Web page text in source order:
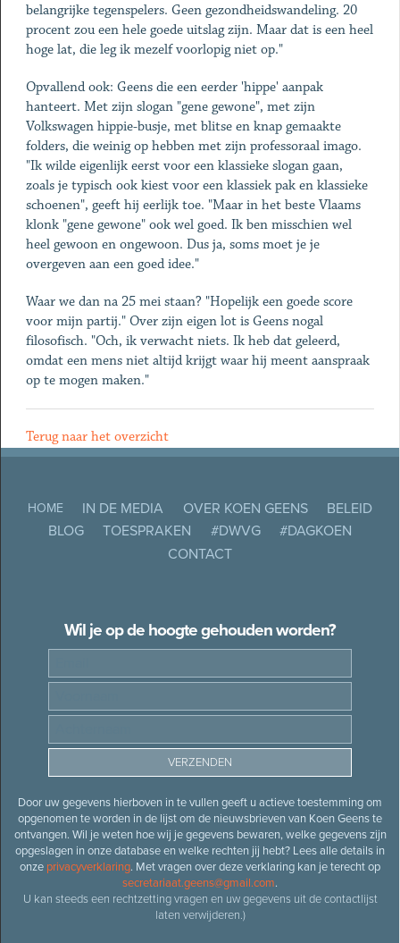
belangrijke tegenspelers. Geen gezondheidswandeling. 20
procent zou een hele goede uitslag zijn. Maar dat is een heel
hoge lat, die leg ik mezelf voorlopig niet op."
Opvallend ook: Geens die een eerder 'hippe' aanpak
hanteert. Met zijn slogan "gene gewone", met zijn
Volkswagen hippie-busje, met blitse en knap gemaakte
folders, die weinig op hebben met zijn professoraal imago.
"Ik wilde eigenlijk eerst voor een klassieke slogan gaan,
zoals je typisch ook kiest voor een klassiek pak en klassieke
schoenen", geeft hij eerlijk toe. "Maar in het beste Vlaams
klonk "gene gewone" ook wel goed. Ik ben misschien wel
heel gewoon en ongewoon. Dus ja, soms moet je je
overgeven aan een goed idee."
Waar we dan na 25 mei staan? "Hopelijk een goede score
voor mijn partij." Over zijn eigen lot is Geens nogal
filosofisch. "Och, ik verwacht niets. Ik heb dat geleerd,
omdat een mens niet altijd krijgt waar hij meent aanspraak
op te mogen maken."
Terug naar het overzicht
HOME IN DE MEDIA OVER KOEN GEENS
BELEID
BLOG
TOESPRAKEN #DWVG
#DAGKOEN
CONTACT
Wil je op de hoogte gehouden worden?
Door uw gegevens hierboven in te vullen geeft u actieve toestemming om
opgenomen te worden in de lijst om de nieuwsbrieven van Koen Geens te
ontvangen. Wil je weten hoe wij je gegevens bewaren, welke gegevens zijn
opgeslagen in onze database en welke rechten jij hebt? Lees alle details in
onze privacyverklaring. Met vragen over deze verklaring kan je terecht op
secretariaat.geens@gmail.com.
U kan steeds een rechtzetting vragen en uw gegevens uit de contactlijst
laten verwijderen.)